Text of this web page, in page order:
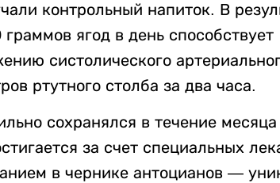
контрольный напиток. В
ягод в день способствует
систолического
ртутного столба за два часа.
сохранялся в течение месяца
за счет специальных
в чернике антоцианов —